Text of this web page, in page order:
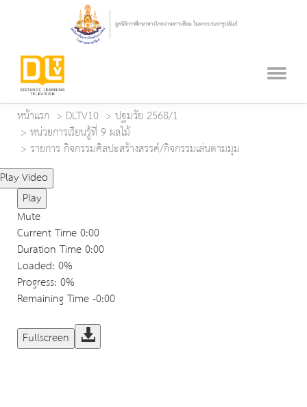
หน้าแรก DLTV10
ปฐมวัย 2568/1
หน่วยการเรียนรู้ที่ 9 ผลไม้
รายการ กิจกรรมศิลปะสร้างสรรค์/กิจกรรมเล่นตามมุม
Play Video
Play
Mute
Current Time0:00
Duration Time0:00
Loaded: 0%
Progress: 0%
Remaining Time-0:00
Fullscreen